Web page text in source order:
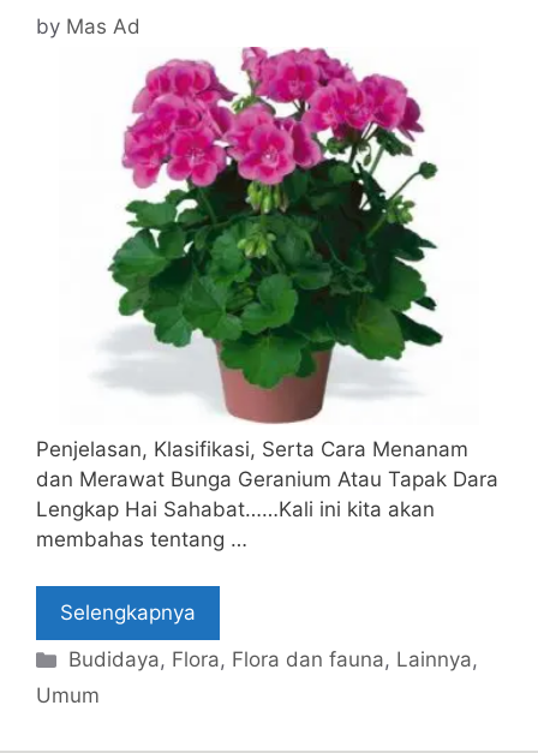
by Mas Ad
Penjelasan, Klasifikasi, Serta Cara Menanam
dan Merawat Bunga Geranium Atau Tapak Dara
Lengkap Hai Sahabat……Kali ini kita akan
membahas tentang …
Selengkapnya
Categories
Budidaya, Flora, Flora dan fauna, Lainnya,
Umum